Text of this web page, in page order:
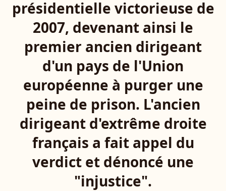
présidentielle victorieuse de
2007, devenant ainsi le
premier ancien dirigeant
d'un pays de l'Union
européenne à purger une
peine de prison. L'ancien
dirigeant d'extrême droite
français a fait appel du
verdict et dénoncé une
"injustice".